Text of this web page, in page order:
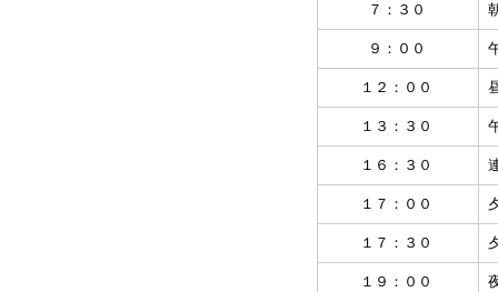
７：３０
９：００
１２：００
１３：３０
１６：３０
１７：００
１７：３０
１９：００